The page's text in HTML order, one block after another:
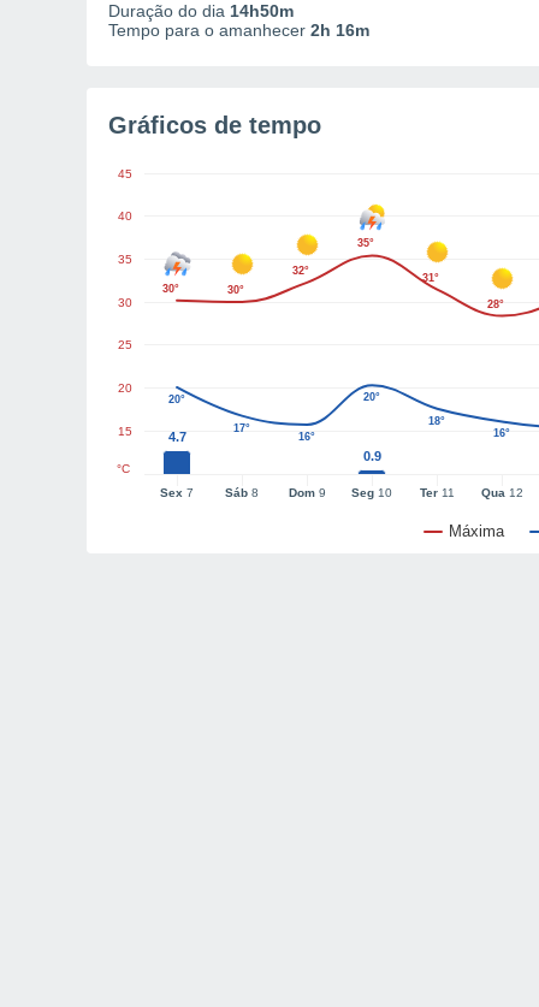
Duração do dia 14h50m
Tempo para o amanhecer 2h 16m
Gráficos de tempo
Máxima
Sex 7 Sáb 8 Dom9 Seg 10 Ter11 Qua 12
15
20
25
30
35
40
45
°C
4.7
0.9
30° 30°
32°
35°
31°
28°
20°
17°
16°
20°
18°
16°